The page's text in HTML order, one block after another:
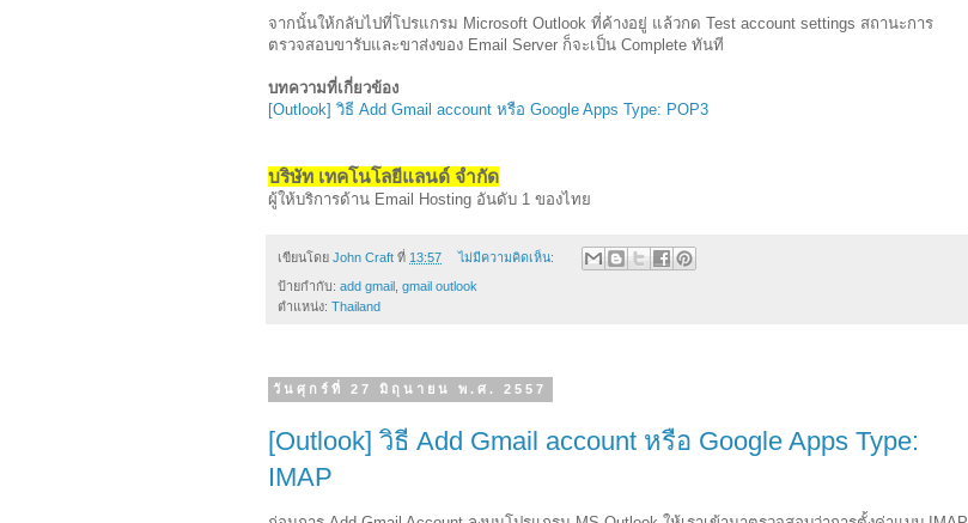
จากนั้นให้กลับไปที่โปรแกรม Microsoft Outlook ที่ค้างอยู่ แล้วกด Test account settings สถานะการ
ตรวจสอบขารับและขาส่งของ Email Server ก็จะเป็น Complete ทันที
บทความที่เกี่ยวข้อง
[Outlook] วิธี Add Gmail account หรือ Google Apps Type: POP3
บริษัท เทคโนโลยีแลนด์ จำกัด
ผู้ให้บริการด้าน Email Hosting อันดับ 1 ของไทย
เขียนโดย John Craft ที่ 13:57 ไม่มีความคิดเห็น:
ป้ายกำกับ: add gmail
gmail outlook
ตำแหน่ง: Thailand
วันศุกร์ที่ 27 มิถุนายน พ.ศ. 2557
[Outlook] วิธี Add Gmail account หรือ Google Apps Type:
IMAP